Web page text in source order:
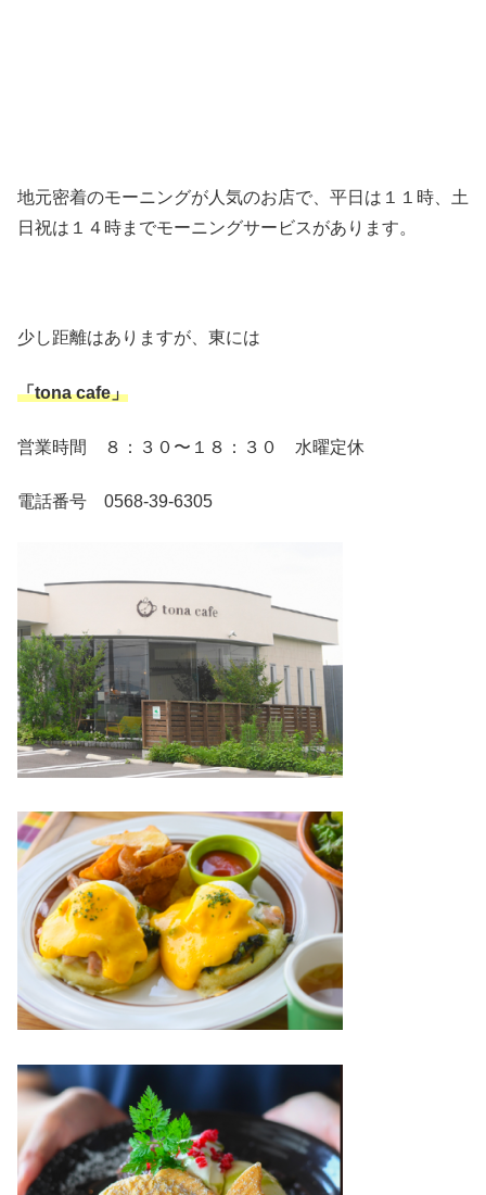
地元密着のモーニングが人気のお店で、平日は１１時、土
日祝は１４時までモーニングサービスがあります。
少し距離はありますが、東には
「tona cafe」
営業時間 ８：３０〜１８：３０ 水曜定休
電話番号 0568-39-6305